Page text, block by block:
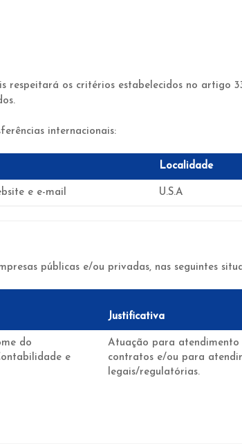
respeitará os critérios estabelecidos no artigo
internacionais:
Localidade
e e-mail U.S.A
públicas e/ou privadas, nas seguintes
Justificativa
do
e
Atuação para atendimento
contratos e/ou para
legais/regulatórias.